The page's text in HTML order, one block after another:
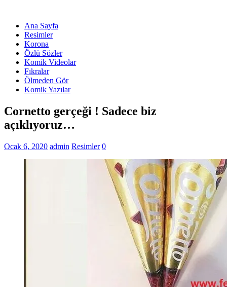
Ana Sayfa
Resimler
Korona
Özlü Sözler
Komik Videolar
Fıkralar
Ölmeden Gör
Komik Yazılar
Cornetto gerçeği ! Sadece biz
açıklıyoruz…
Ocak 6, 2020 admin Resimler 0